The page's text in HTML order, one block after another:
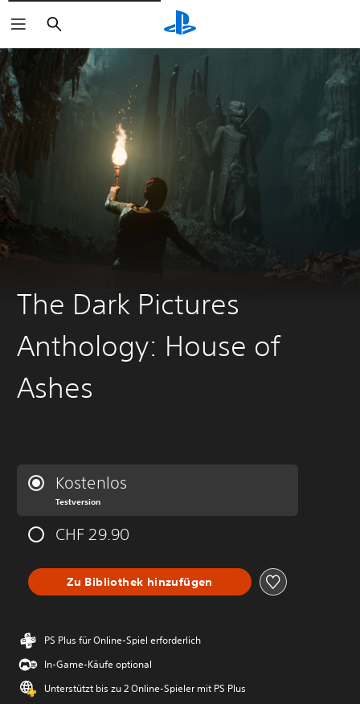
Suchen
The Dark Pictures
Anthology: House of
Ashes
Kostenlos
Testversion
CHF 29.90
Zu Bibliothek hinzufügen
PS Plus für Online-Spiel erforderlich
In-Game-Käufe optional
Unterstützt bis zu 2 Online-Spieler mit PS Plus